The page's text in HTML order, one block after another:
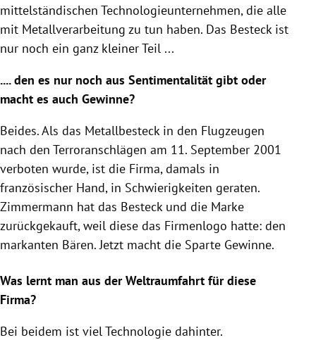
mittelständischen Technologieunternehmen, die alle
mit Metallverarbeitung zu tun haben. Das Besteck ist
nur noch ein ganz kleiner Teil ...
.... den es nur noch aus Sentimentalität gibt oder
macht es auch Gewinne?
Beides. Als das Metallbesteck in den Flugzeugen
nach den Terroranschlägen am 11. September 2001
verboten wurde, ist die Firma, damals in
französischer Hand, in Schwierigkeiten geraten.
Zimmermann hat das Besteck und die Marke
zurückgekauft, weil diese das Firmenlogo hatte: den
markanten Bären. Jetzt macht die Sparte Gewinne.
Was lernt man aus der Weltraumfahrt für diese
Firma?
Bei beidem ist viel Technologie dahinter.